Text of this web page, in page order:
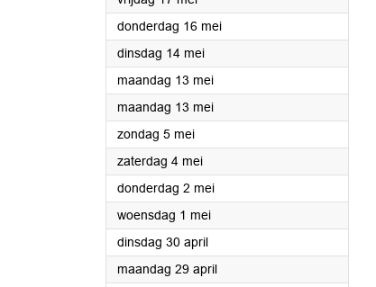
donderdag 16 mei2024
dinsdag 14 mei2024
maandag 13 mei2024
maandag 13 mei2024
zondag 5 mei2024
zaterdag 4 mei2024
donderdag 2 mei2024
woensdag 1 mei2024
dinsdag 30 april2024
maandag 29 april2024